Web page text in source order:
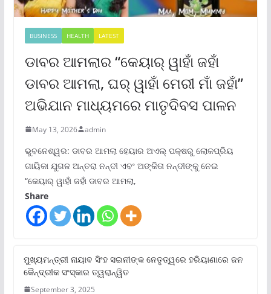
BUSINESS HEALTH LATEST
ଡାବର ଆମଲାର “କେୟାର୍ ୱାହାଁ ଜହାଁ
ଡାବର ଆମଲା, ଘର୍ ୱାହାଁ ମେରୀ ମାଁ ଜହାଁ”
ଅଭିଯାନ ମାଧ୍ୟମରେ ମାତୃଦିବସ ପାଳନ
May 13, 2026 admin
ଭୁବନେଶ୍ୱର: ଡାବର ଆମଲା ହେୟାର ଅଏଲ୍ ପକ୍ଷରୁ ଲୋକପ୍ରିୟ
ଗାୟିକା ଯୁଗଳ ଅନ୍ତରା ନନ୍ଦୀ ଏବଂ ଅଙ୍କିତା ନନ୍ଦୀଙ୍କୁ ନେଇ
“କେୟାର୍ ୱାହାଁ ଜହାଁ ଡାବର ଆମଲା,
Share
ମୁଖ୍ୟମନ୍ତ୍ରୀ ନାୟାବ ସିଂହ ସଇନୀଙ୍କ ନେତୃତ୍ୱରେ ହରିୟାଣାରେ ଜନ
କୈନ୍ଦ୍ରୀକ ସଂସ୍କାର ତ୍ୱରାନ୍ୱିତ
September 3, 2025